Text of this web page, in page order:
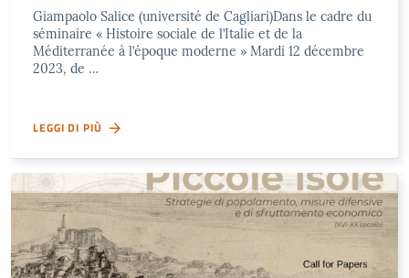
Giampaolo Salice (université de Cagliari)Dans le cadre du
séminaire « Histoire sociale de l’Italie et de la
Méditerranée à l’époque moderne » Mardi 12 décembre
2023, de …
LEGGI DI PIÙ